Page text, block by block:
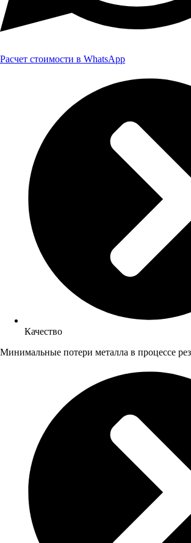
Расчет стоимости в WhatsApp
Качество
Минимальные потери металла в процессе